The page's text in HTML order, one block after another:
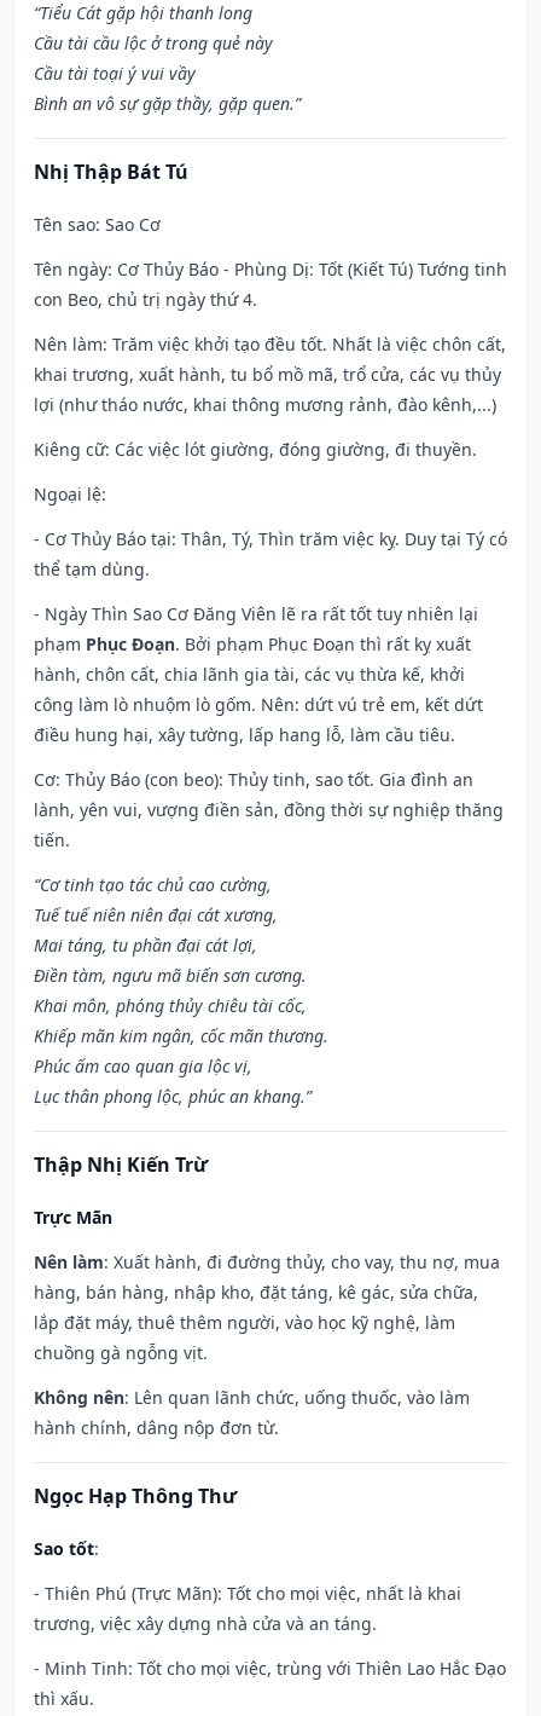
“Tiểu Cát gặp hội thanh long
Cầu tài cầu lộc ở trong quẻ này
Cầu tài toại ý vui vầy
Bình an vô sự gặp thầy, gặp quen.”
Nhị Thập Bát Tú
Tên sao: Sao Cơ
Tên ngày: Cơ Thủy Báo - Phùng Dị: Tốt (Kiết Tú) Tướng tinh
con Beo, chủ trị ngày thứ 4.
Nên làm: Trăm việc khởi tạo đều tốt. Nhất là việc chôn cất,
khai trương, xuất hành, tu bổ mồ mã, trổ cửa, các vụ thủy
lợi (như tháo nước, khai thông mương rảnh, đào kênh,...)
Kiêng cữ: Các việc lót giường, đóng giường, đi thuyền.
Ngoại lệ:
- Cơ Thủy Báo tại: Thân, Tý, Thìn trăm việc kỵ. Duy tại Tý có
thể tạm dùng.
- Ngày Thìn Sao Cơ Đăng Viên lẽ ra rất tốt tuy nhiên lại
phạm Phục Đoạn. Bởi phạm Phục Đoạn thì rất kỵ xuất
hành, chôn cất, chia lãnh gia tài, các vụ thừa kế, khởi
công làm lò nhuộm lò gốm. Nên: dứt vú trẻ em, kết dứt
điều hung hại, xây tường, lấp hang lỗ, làm cầu tiêu.
Cơ: Thủy Báo (con beo): Thủy tinh, sao tốt. Gia đình an
lành, yên vui, vượng điền sản, đồng thời sự nghiệp thăng
tiến.
“Cơ tinh tạo tác chủ cao cường,
Tuế tuế niên niên đại cát xương,
Mai táng, tu phần đại cát lợi,
Điền tàm, ngưu mã biến sơn cương.
Khai môn, phóng thủy chiêu tài cốc,
Khiếp mãn kim ngân, cốc mãn thương.
Phúc ấm cao quan gia lộc vị,
Lục thân phong lộc, phúc an khang.”
Thập Nhị Kiến Trừ
Trực Mãn
Nên làm: Xuất hành, đi đường thủy, cho vay, thu nợ, mua
hàng, bán hàng, nhập kho, đặt táng, kê gác, sửa chữa,
lắp đặt máy, thuê thêm người, vào học kỹ nghệ, làm
chuồng gà ngỗng vịt.
Không nên: Lên quan lãnh chức, uống thuốc, vào làm
hành chính, dâng nộp đơn từ.
Ngọc Hạp Thông Thư
Sao tốt:
- Thiên Phú (Trực Mãn): Tốt cho mọi việc, nhất là khai
trương, việc xây dựng nhà cửa và an táng.
- Minh Tinh: Tốt cho mọi việc, trùng với Thiên Lao Hắc Đạo
thì xấu.